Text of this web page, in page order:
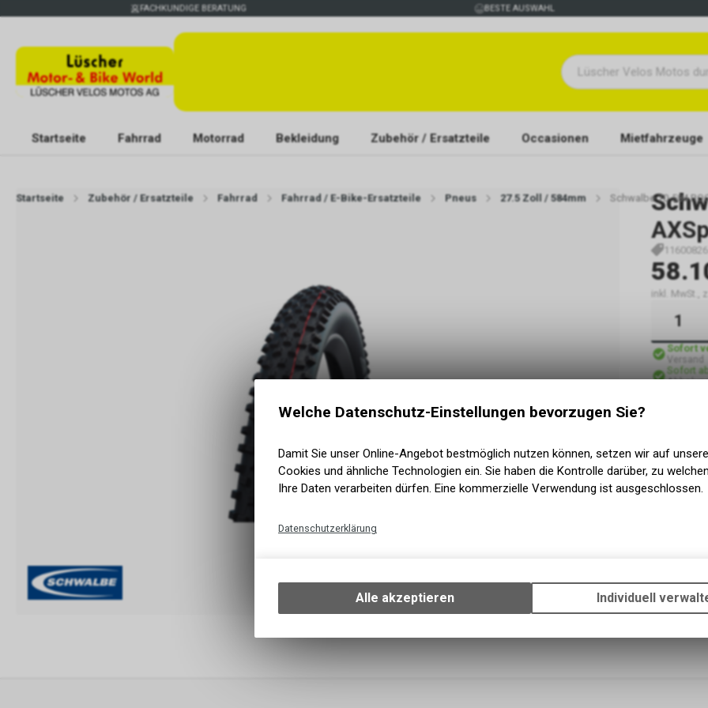
FACHKUNDIGE BERATUNG BESTE AUSWAHL
Startseite Fahrrad Motorrad Bekleidung Zubehör / Ersatzteile Occasionen Mietfahrzeuge
Startseite Zubehör / Ersatzteile Fahrrad Fahrrad / E-Bike-Ersatzteile Pneus 27.5 Zoll / 584mm Schwalbe 70-584
inkl. MwSt.,
Sofort
Versand
Sofort
Welche Datenschutz-Einstellungen bevorzugen Sie?
Damit Sie unser Online-Angebot bestmöglich nutzen können, setzen wir auf
Cookies und ähnliche Technologien ein. Sie haben die Kontrolle darüber, zu
Ihre Daten verarbeiten dürfen. Eine kommerzielle Verwendung ist ausgeschlossen.
Datenschutzerklärung
Ihrem Gerät, um die grundlegenden Funktionen unseres Online-
Verwendung des Warenkorbs, zu ermöglichen. Bitte beachten Sie,
zulassen.
Alle akzeptieren Individuell